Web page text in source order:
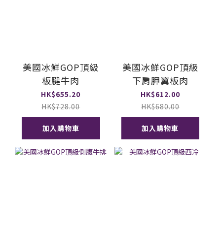
美國冰鮮GOP頂級
板腱牛肉
HK$655.20
HK$728.00
加入購物車
美國冰鮮GOP頂級
下肩胛翼板肉
HK$612.00
HK$680.00
加入購物車